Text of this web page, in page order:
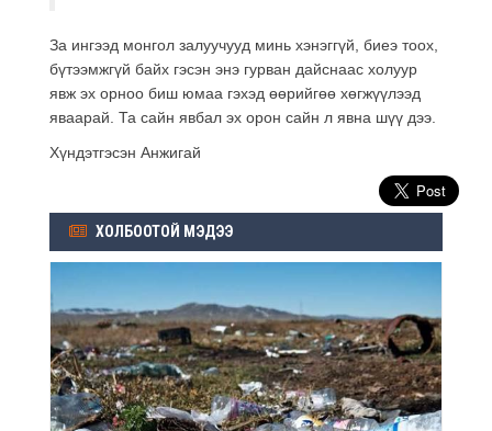
За ингээд монгол залуучууд минь хэнэггүй, биеэ тоох,
бүтээмжгүй байх гэсэн энэ гурван дайснаас холуур
явж эх орноо биш юмаа гэхэд өөрийгөө хөгжүүлээд
яваарай. Та сайн явбал эх орон сайн л явна шүү дээ.
Хүндэтгэсэн Анжигай
ХОЛБООТОЙ МЭДЭЭ